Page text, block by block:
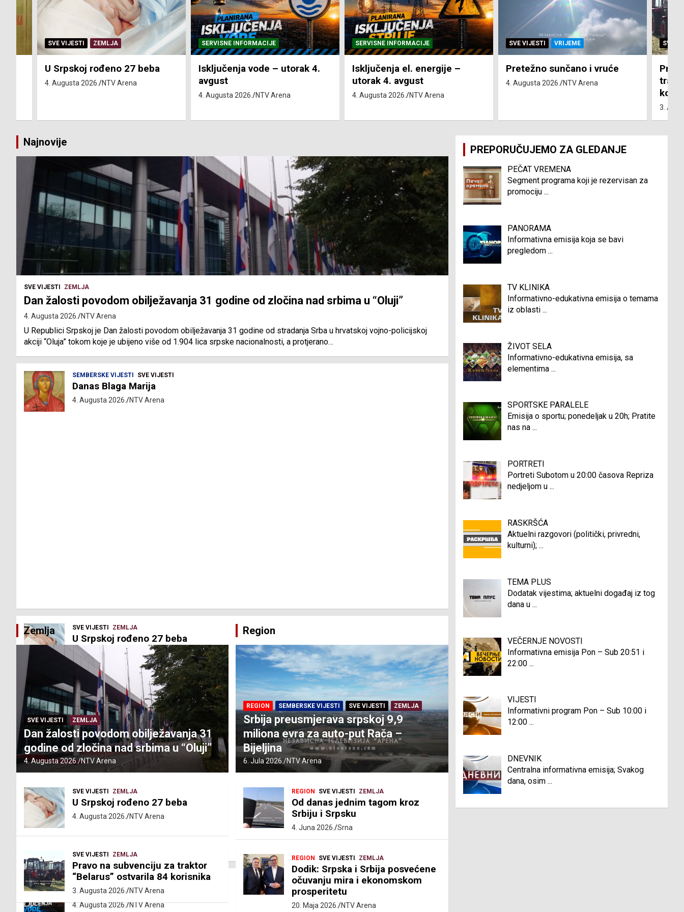
SERVISNE INFORMACIJE
Isključenja vode – utorak 4.
avgust
SERVISNE INFORMACIJE
Isključenja el. energije –
utorak 4. avgust
4. Augusta 2026. NTV Arena
SVE VIJESTI VRIJEME
Pretežno sunčano i vruće
4. Augusta 2026. NTV Arena
SVE VIJESTI ZEMLJA
Pravo na subvenciju za
traktor “Belarus” ostvarila 84
SVE
3.
Najnovije
SVE VIJESTI ZEMLJA
Dan žalosti povodom obilježavanja 31 godine od zločina nad srbima u “Oluji”
4. Augusta 2026. NTV Arena
U Republici Srpskoj je Dan žalosti povodom obilježavanja 31 godine od stradanja Srba u hrvatskoj vojno-policijskoj
akciji “Oluja” tokom koje je ubijeno više od 1.904 lica srpske nacionalnosti, a protjerano…
SEMBERSKE VIJESTI SVE VIJESTI
Danas Blaga Marija
4. Augusta 2026. NTV Arena
SVE VIJESTI ZEMLJA
U Srpskoj rođeno 27 beba
4. Augusta 2026. NTV Arena
SERVISNE INFORMACIJE
Isključenja vode – utorak 4. avgust
4. Augusta 2026. NTV Arena
Zemlja
SVE VIJESTI ZEMLJA
Dan žalosti povodom obilježavanja 31
godine od zločina nad srbima u “Oluji”
4. Augusta 2026. NTV Arena
SVE VIJESTI ZEMLJA
U Srpskoj rođeno 27 beba
4. Augusta 2026. NTV Arena
SVE VIJESTI ZEMLJA
Pravo na subvenciju za traktor
“Belarus” ostvarila 84 korisnika
3. Augusta 2026. NTV Arena
Region
REGION SEMBERSKE VIJESTI SVE VIJESTI ZEMLJA
Srbija preusmjerava srpskoj 9,9
miliona evra za auto-put Rača –
Bijeljina
6. Jula 2026. NTV Arena
REGION SVE VIJESTI ZEMLJA
Od danas jednim tagom kroz
Srbiju i Srpsku
4. Juna 2026. Srna
REGION SVE VIJESTI ZEMLJA
Dodik: Srpska i Srbija posvećene
očuvanju mira i ekonomskom
prosperitetu
20. Maja 2026. NTV Arena
SVE
TEHNOLOGIJA
PREPORUČUJEMO ZA GLEDANJE
PEČAT VREMENA
Segment programa koji je rezervisan za
promociju ...
PANORAMA
Informativna emisija koja se bavi
pregledom ...
TV KLINIKA
Informativno-edukativna emisija o temama
iz oblasti ...
ŽIVOT SELA
Informativno-edukativna emisija, sa
elementima ...
SPORTSKE PARALELE
Emisija o sportu; ponedeljak u 20h; Pratite
nas na ...
PORTRETI
Portreti Subotom u 20:00 časova Repriza
nedjeljom u ...
RASKRŠĆA
Aktuelni razgovori (politički, privredni,
kulturni); ...
TEMA PLUS
Dodatak vijestima; aktuelni događaj iz tog
dana u ...
VEČERNJE NOVOSTI
Informativna emisija Pon – Sub 20:51 i
22:00 ...
VIJESTI
Informativni program Pon – Sub 10:00 i
12:00 ...
DNEVNIK
Centralna informativna emisija; Svakog
dana, osim ...